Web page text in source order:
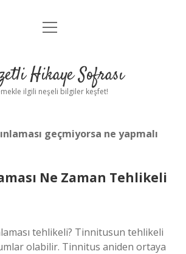
Anasayfa
Yasal Uyarı
menüyü
Hikaye Sofrası
ilgili neşeli bilgiler keşfet!
geçmiyorsa ne yapmalı
Ne Zaman Tehlikeli
tehlikeli? Tinnitusun tehlikeli
olabilir. Tinnitus aniden ortaya